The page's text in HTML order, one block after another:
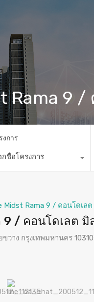
Rama 9
งการ
กชื่อโครงการ
Midst Rama 9 / คอนโดเล
/ คอนโดเลต มิ
วาง กรุงเทพมหานคร